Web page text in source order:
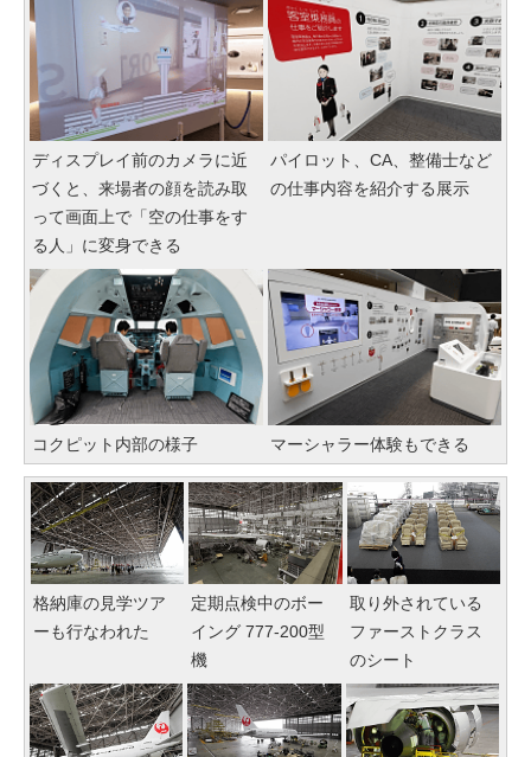
ディスプレイ前のカメラに近
づくと、来場者の顔を読み取
って画面上で「空の仕事をす
る人」に変身できる
パイロット、CA、整備士など
の仕事内容を紹介する展示
コクピット内部の様子 マーシャラー体験もできる
格納庫の見学ツア
ーも行なわれた
定期点検中のボー
イング 777-200型
機
取り外されている
ファーストクラス
のシート